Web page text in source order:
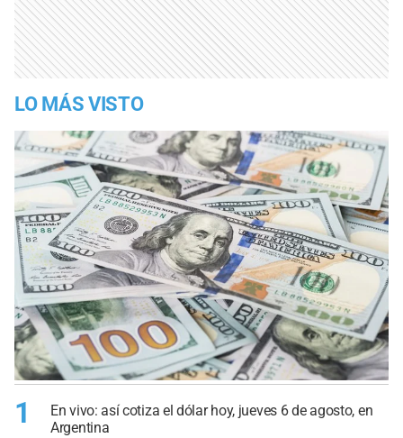
LO MÁS VISTO
1
En vivo: así cotiza el dólar hoy, jueves 6 de agosto, en
Argentina